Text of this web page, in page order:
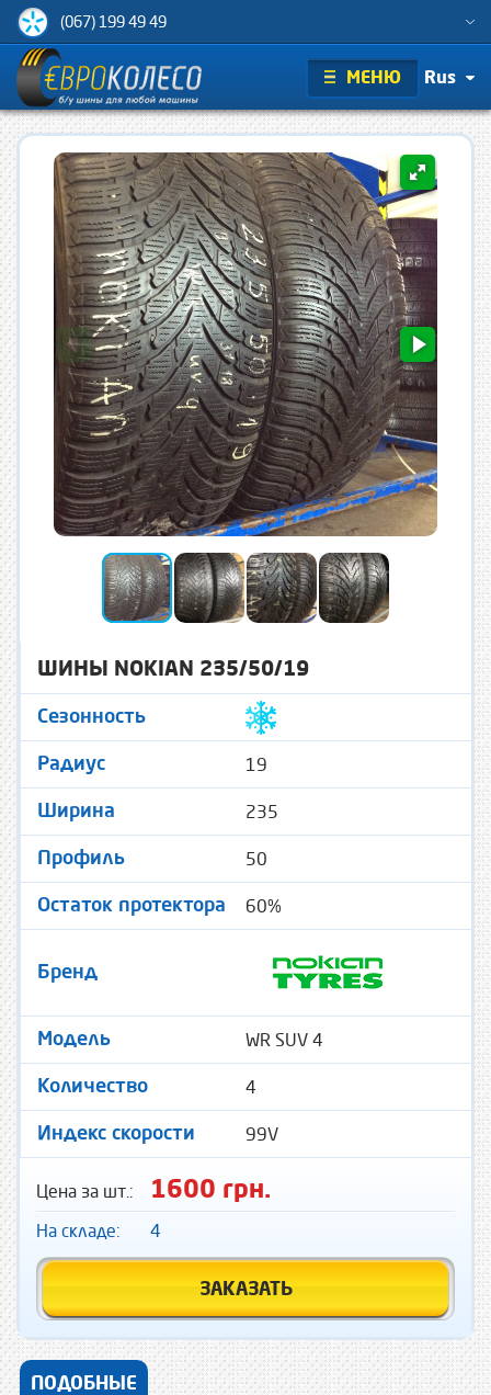
(067) 199 49 49
МЕНЮ Rus
ШИНЫ NOKIAN 235/50/19
Сезонность
Радиус 19
Ширина 235
Профиль 50
Остаток протектора 60%
Бренд
Модель WR SUV 4
Количество 4
Индекс скорости 99V
Цена за шт.: 1600 грн.
На складе: 4
ЗАКАЗАТЬ
ПОДОБНЫЕ